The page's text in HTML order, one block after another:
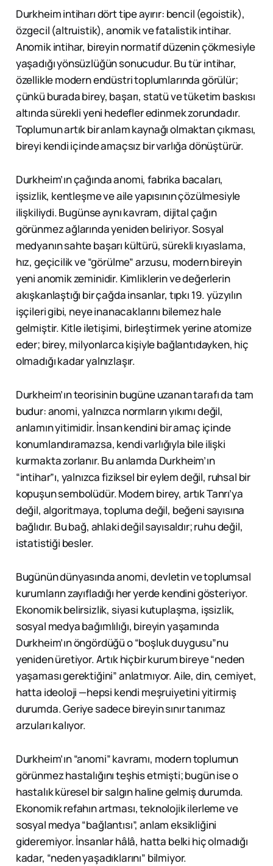
Durkheim intiharı dört tipe ayırır: bencil (egoistik),
özgecil (altruistik), anomik ve fatalistik intihar.
Anomik intihar, bireyin normatif düzenin çökmesiyle
yaşadığı yönsüzlüğün sonucudur. Bu tür intihar,
özellikle modern endüstri toplumlarında görülür;
çünkü burada birey, başarı, statü ve tüketim baskısı
altında sürekli yeni hedefler edinmek zorundadır.
Toplumun artık bir anlam kaynağı olmaktan çıkması,
bireyi kendi içinde amaçsız bir varlığa dönüştürür.
Durkheim’ın çağında anomi, fabrika bacaları,
işsizlik, kentleşme ve aile yapısının çözülmesiyle
ilişkiliydi. Bugünse aynı kavram, dijital çağın
görünmez ağlarında yeniden beliriyor. Sosyal
medyanın sahte başarı kültürü, sürekli kıyaslama,
hız, geçicilik ve “görülme” arzusu, modern bireyin
yeni anomik zeminidir. Kimliklerin ve değerlerin
akışkanlaştığı bir çağda insanlar, tıpkı 19. yüzyılın
işçileri gibi, neye inanacaklarını bilemez hale
gelmiştir. Kitle iletişimi, birleştirmek yerine atomize
eder; birey, milyonlarca kişiyle bağlantıdayken, hiç
olmadığı kadar yalnızlaşır.
Durkheim’ın teorisinin bugüne uzanan tarafı da tam
budur: anomi, yalnızca normların yıkımı değil,
anlamın yitimidir. İnsan kendini bir amaç içinde
konumlandıramazsa, kendi varlığıyla bile ilişki
kurmakta zorlanır. Bu anlamda Durkheim’ın
“intihar”ı, yalnızca fiziksel bir eylem değil, ruhsal bir
kopuşun sembolüdür. Modern birey, artık Tanrı’ya
değil, algoritmaya, topluma değil, beğeni sayısına
bağlıdır. Bu bağ, ahlaki değil sayısaldır; ruhu değil,
istatistiği besler.
Bugünün dünyasında anomi, devletin ve toplumsal
kurumların zayıfladığı her yerde kendini gösteriyor.
Ekonomik belirsizlik, siyasi kutuplaşma, işsizlik,
sosyal medya bağımlılığı, bireyin yaşamında
Durkheim’ın öngördüğü o “boşluk duygusu”nu
yeniden üretiyor. Artık hiçbir kurum bireye “neden
yaşaması gerektiğini” anlatmıyor. Aile, din, cemiyet,
hatta ideoloji —hepsi kendi meşruiyetini yitirmiş
durumda. Geriye sadece bireyin sınır tanımaz
arzuları kalıyor.
Durkheim’ın “anomi” kavramı, modern toplumun
görünmez hastalığını teşhis etmişti; bugün ise o
hastalık küresel bir salgın haline gelmiş durumda.
Ekonomik refahın artması, teknolojik ilerleme ve
sosyal medya “bağlantısı”, anlam eksikliğini
gideremiyor. İnsanlar hâlâ, hatta belki hiç olmadığı
kadar, “neden yaşadıklarını” bilmiyor.